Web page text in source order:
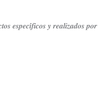
𝒚 𝒓𝒆𝒂𝒍𝒊𝒛𝒂𝒅𝒐𝒔 𝒑𝒐𝒓